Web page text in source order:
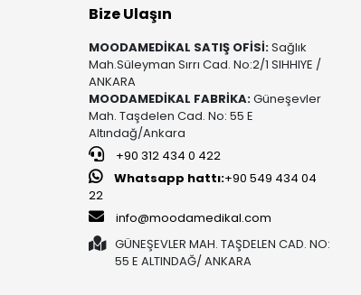
Bize Ulaşın
MOODAMEDİKAL SATIŞ OFİSİ:Sağlık
Mah.Süleyman Sırrı Cad. No:2/1 SIHHIYE /
ANKARA
MOODAMEDİKAL FABRİKA:Güneşevler
Mah. Taşdelen Cad. No: 55 E
Altındağ/Ankara
+90 312 434 0 422
Whatsapp hattı:+90 549 434 04
22
info@moodamedikal.com
GÜNEŞEVLER MAH. TAŞDELEN CAD. NO:
55 E ALTINDAĞ/ ANKARA